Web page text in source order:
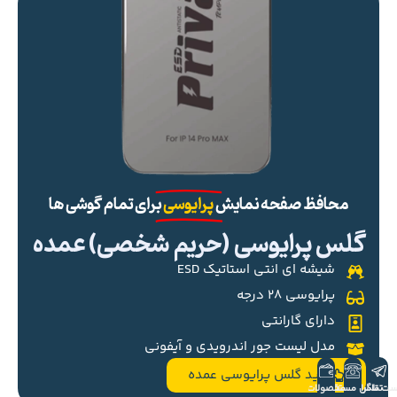
محافظ صفحه نمایشپرایوسیبرای تمام گوشی ها
گلس پرایوسی (حریم شخصی) عمده
شیشه ای انتی استاتیک ESD
پرایوسی ۲۸ درجه
دارای گارانتی
مدل لیست جور اندرویدی و آیفونی
خرید گلس پرایوسی عمده
تلگرام
تماس مستقیم
محصولات